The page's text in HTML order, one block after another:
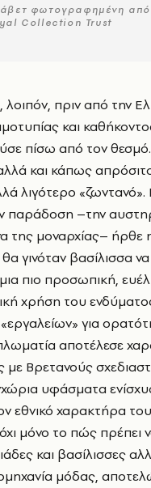
φωτογραφημένη από
Collection Trust
και
πίσω από τον
και κάπως
λιγότερο
παράδοση –την
της μοναρχίας– ήρθε
γινόταν βασίλισσα να
πιο προσωπική,
χρήση του
για
αποτέλεσε
με Βρετανούς
υφάσματα
εθνικό χαρακτήρα
μόνο το πώς πρέπει
και βασίλισσες
μόδας,